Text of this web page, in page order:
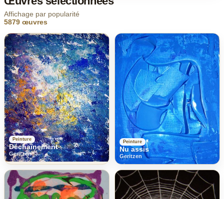
Affichage par popularité
5879 œuvres
Peinture
Déchaînement
Geritzen
Peinture
Nu assis
Geritzen